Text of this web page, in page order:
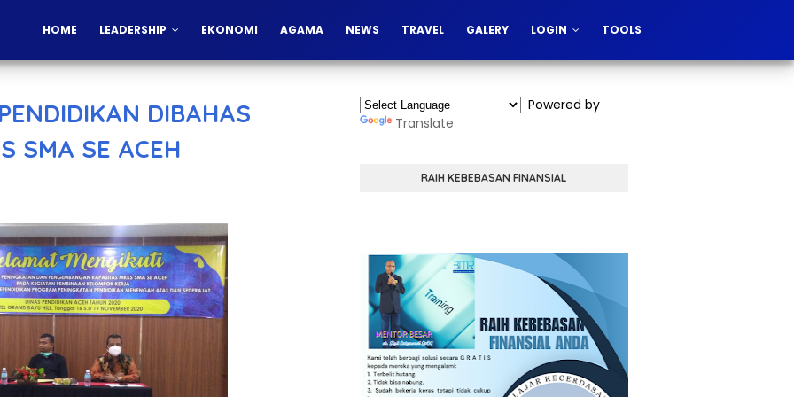
HOME LEADERSHIP EKONOMI AGAMA NEWS TRAVEL GALERY LOGIN TOOLS
DIBAHAS
SMA SE ACEH
Powered by
Translate
RAIH KEBEBASAN FINANSIAL